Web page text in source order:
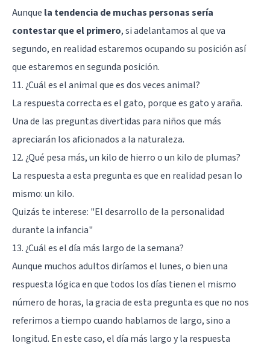
Aunque la tendencia de muchas personas sería
contestar que el primero, si adelantamos al que va
segundo, en realidad estaremos ocupando su posición así
que estaremos en segunda posición.
11. ¿Cuál es el animal que es dos veces animal?
La respuesta correcta es el gato, porque es gato y araña.
Una de las preguntas divertidas para niños que más
apreciarán los aficionados a la naturaleza.
12. ¿Qué pesa más, un kilo de hierro o un kilo de plumas?
La respuesta a esta pregunta es que en realidad pesan lo
mismo: un kilo.
Quizás te interese: "El desarrollo de la personalidad
durante la infancia"
13. ¿Cuál es el día más largo de la semana?
Aunque muchos adultos diríamos el lunes, o bien una
respuesta lógica en que todos los días tienen el mismo
número de horas, la gracia de esta pregunta es que no nos
referimos a tiempo cuando hablamos de largo, sino a
longitud. En este caso, el día más largo y la respuesta